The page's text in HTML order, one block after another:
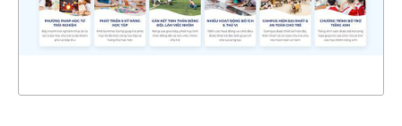
XEM THỰC TẾ